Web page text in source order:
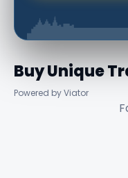
Buy Unique
Powered by Viator